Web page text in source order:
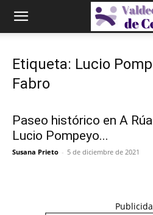
Etiqueta: Lucio
Fabro
Paseo histórico en A
Lucio Pompeyo...
Susana Prieto - 5 de diciembre de 2021